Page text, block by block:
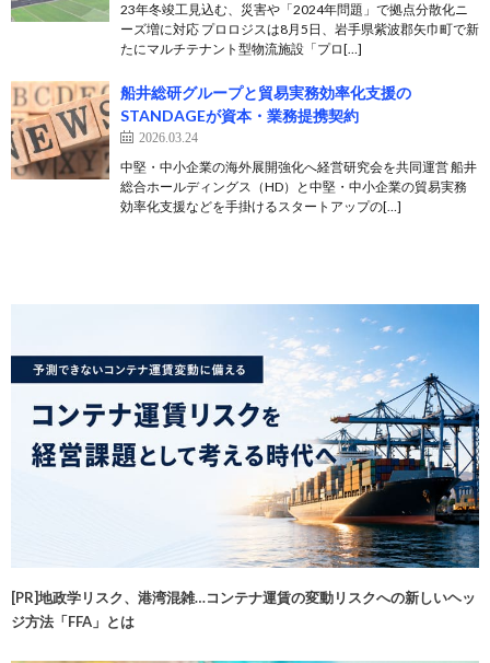
23年冬竣工見込む、災害や「2024年問題」で拠点分散化ニ
ーズ増に対応 プロロジスは8月5日、岩手県紫波郡矢巾町で新
たにマルチテナント型物流施設「プロ[…]
船井総研グループと貿易実務効率化支援の
STANDAGEが資本・業務提携契約
2026.03.24
中堅・中小企業の海外展開強化へ経営研究会を共同運営 船井
総合ホールディングス（HD）と中堅・中小企業の貿易実務
効率化支援などを手掛けるスタートアップの[…]
[PR]地政学リスク、港湾混雑…コンテナ運賃の変動リスクへの新しいヘッ
ジ方法「FFA」とは